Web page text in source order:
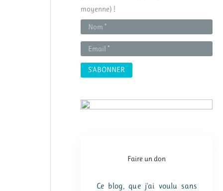
h
r
moyenne) !
Faire un don
Ce blog, que j'ai voulu sans